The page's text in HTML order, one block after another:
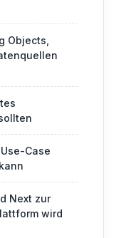
Objects,
Case
Next zur
wird